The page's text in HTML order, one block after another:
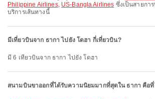
Philippine Airlines, US-Bangla Airlines ซึ่งเป็นสายกา
บริการเส้นทางนี้
มีเที่ยวบินจาก ธากา ไปยัง โดฮา กี่เที่ยวบิน?
มี 6 เที่ยวบินจาก ธากา ไปยัง โดฮา
สนามบินขาออกที่ได้รับความนิยมมากที่สุดใน ธากา คือที่